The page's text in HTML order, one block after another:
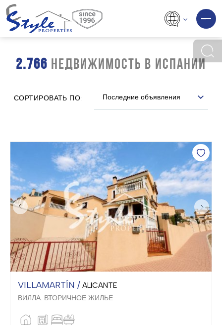
2.766 НЕДВИЖИМОСТЬ В ИСПАНИИ
СОРТИРОВАТЬ ПО: Последние объявления
VILLAMARTÍN / ALICANTE
ВИЛЛА. ВТОРИЧНОЕ ЖИЛЬЕ